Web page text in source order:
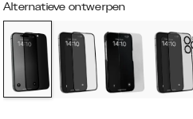
Alternatieve ontwerpen